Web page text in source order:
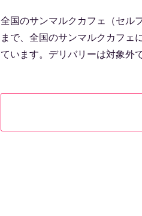
全国のサンマルクカフェ（セル
まで、全国のサンマルクカフェ
ています。デリバリーは対象外で